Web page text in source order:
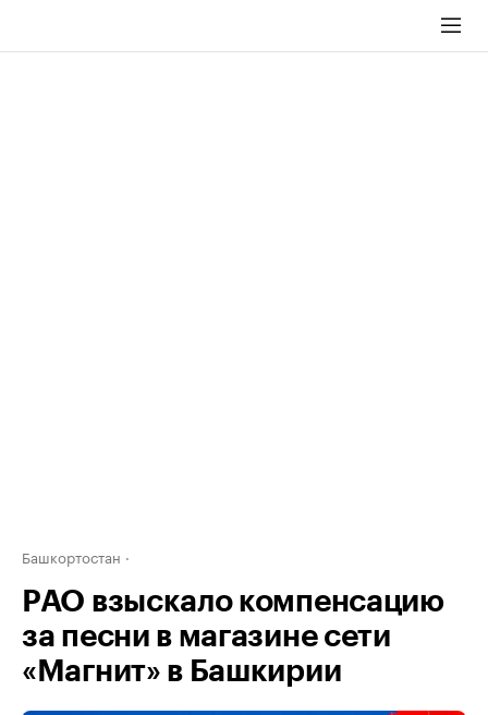
Башкортостан
РАО взыскало компенсацию
за песни в магазине сети
«Магнит» в Башкирии